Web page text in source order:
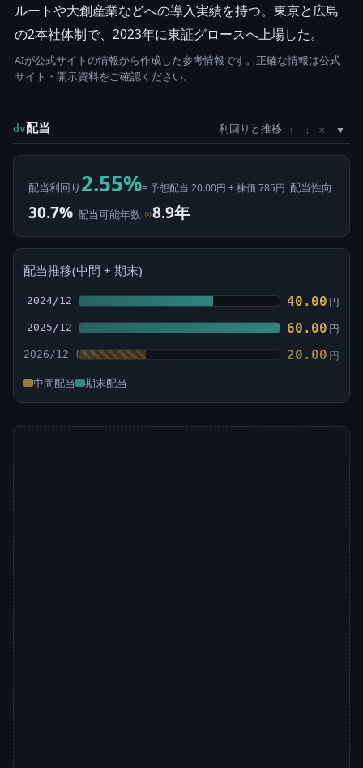
ルートや大創産業などへの導入実績を持つ。東京と広島
の2本社体制で、2023年に東証グロースへ上場した。
AIが公式サイトの情報から作成した参考情報です。正確な情報は公式
サイト・開示資料をご確認ください。
dv配当 利回りと推移 ↑ ↓ ×
配当利回り 2.55%= 予想配当 20.00円 ÷ 株価 785円 配当性向
30.7% 配当可能年数 ⊙8.9年
配当推移(中間 + 期末)
2024/12 40.00 円
2025/12 60.00 円
2026/12 20.00 円
中間配当 期末配当